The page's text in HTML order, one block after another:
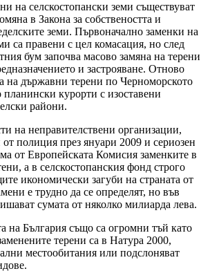
на селскостопански земи съществуват
в Закона за собствеността и
земи. Първоначално заменки на
са правени с цел комасация, но след
бум започва масово замяна на терени
и застрояване. Отново
на държавни терени по Черноморското
курорти с изоставени
райони.
на неправителствени организации,
полиция през януари 2009 и сериозен
от Европейската Комисия заменките в
а в селскостопанския фонд строго
икономически загуби на страната от
е трудно да се определят, но във
сумата от няколко милиарда лева.
на България също са огромни тъй като
терени са в Натура 2000,
местообитания или подслоняват